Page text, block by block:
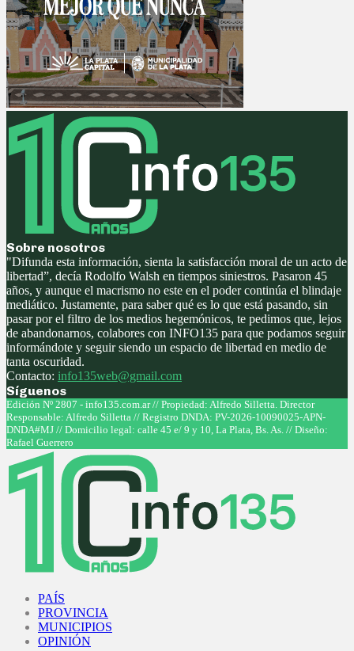
Sobre nosotros
"Difunda esta información, sienta la satisfacción moral de un acto de
libertad”, decía Rodolfo Walsh en tiempos siniestros. Pasaron 45
años, y aunque el macrismo no este en el poder continúa el blindaje
mediático. Justamente, para saber qué es lo que está pasando, sin
pasar por el filtro de los medios hegemónicos, te pedimos que, lejos
de abandonarnos, colabores con INFO135 para que podamos seguir
informándote y seguir siendo un espacio de libertad en medio de
tanta oscuridad.
Contacto: info135web@gmail.com
Síguenos
Facebook
Twitter
Instagram
Youtube
Edición Nº 2807 - info135.com.ar // Propiedad: Alfredo Silletta. Director
Responsable: Alfredo Silletta // Registro DNDA: PV-2026-10090025-APN-
DNDA#MJ // Domicilio legal: calle 45 e/ 9 y 10, La Plata, Bs. As. // Diseño:
Rafael Guerrero
PAÍS
PROVINCIA
MUNICIPIOS
OPINIÓN